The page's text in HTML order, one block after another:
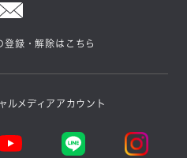
登録・解除はこちら
ルメディアアカウント